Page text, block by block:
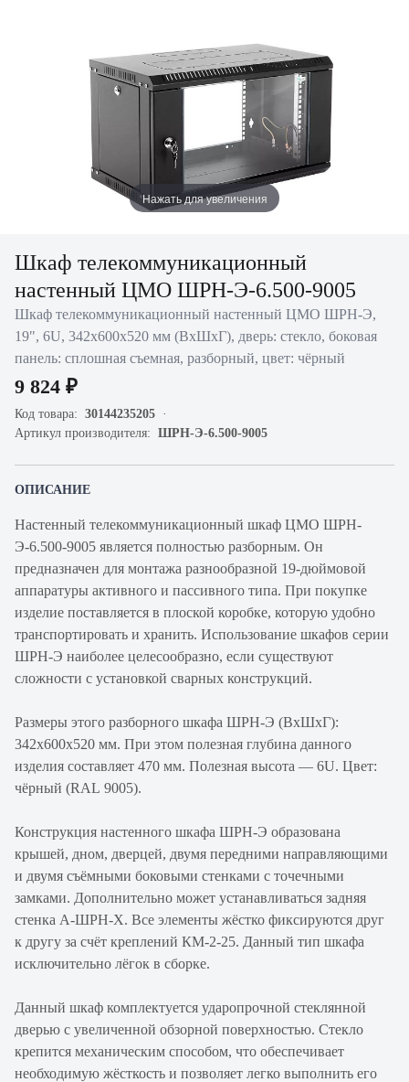
Нажать для увеличения
Шкаф телекоммуникационный
настенный ЦМО ШРН-Э-6.500-9005
Шкаф телекоммуникационный настенный ЦМО ШРН-Э,
19", 6U, 342х600х520 мм (ВхШхГ), дверь: стекло, боковая
панель: сплошная съемная, разборный, цвет: чёрный
9 824 ₽
Код товара: 30144235205
Артикул производителя: ШРН-Э-6.500-9005
ОПИСАНИЕ
Настенный телекоммуникационный шкаф ЦМО ШРН-
Э-6.500-9005 является полностью разборным. Он
предназначен для монтажа разнообразной 19-дюймовой
аппаратуры активного и пассивного типа. При покупке
изделие поставляется в плоской коробке, которую удобно
транспортировать и хранить. Использование шкафов серии
ШРН-Э наиболее целесообразно, если существуют
сложности с установкой сварных конструкций.
Размеры этого разборного шкафа ШРН-Э (ВхШхГ):
342х600х520 мм. При этом полезная глубина данного
изделия составляет 470 мм. Полезная высота — 6U. Цвет:
чёрный (RAL 9005).
Конструкция настенного шкафа ШРН-Э образована
крышей, дном, дверцей, двумя передними направляющими
и двумя съёмными боковыми стенками с точечными
замками. Дополнительно может устанавливаться задняя
стенка А-ШРН-Х. Все элементы жёстко фиксируются друг
к другу за счёт креплений КМ-2-25. Данный тип шкафа
исключительно лёгок в сборке.
Данный шкаф комплектуется ударопрочной стеклянной
дверью с увеличенной обзорной поверхностью. Стекло
крепится механическим способом, что обеспечивает
необходимую жёсткость и позволяет легко выполнить его